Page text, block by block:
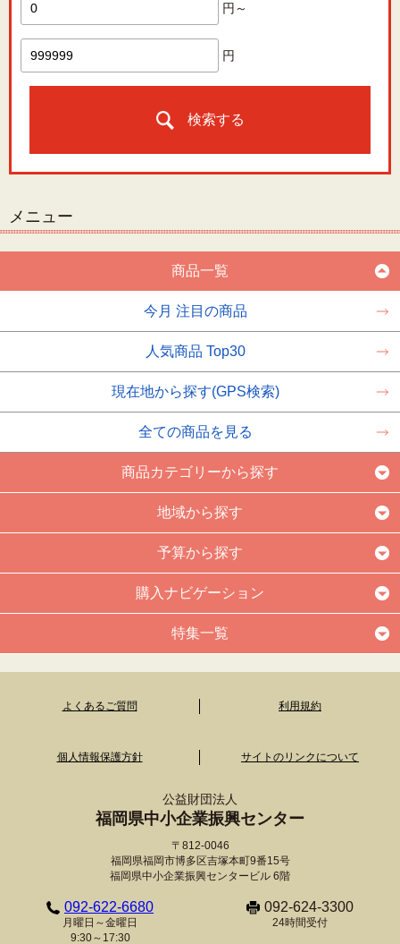
円～
円
検索する
メニュー
商品一覧
今月 注目の商品
人気商品 Top30
現在地から探す(GPS検索)
全ての商品を見る
商品カテゴリーから探す
地域から探す
予算から探す
購入ナビゲーション
特集一覧
よくあるご質問 利用規約
個人情報保護方針 サイトのリンクについて
公益財団法人
福岡県中小企業振興センター
〒812-0046
福岡県福岡市博多区吉塚本町9番15号
福岡県中小企業振興センタービル 6階
092-622-6680
月曜日～金曜日
9:30～17:30
092-624-3300
24時間受付